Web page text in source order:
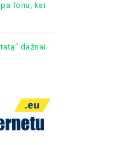
fonu, kai
dažnai